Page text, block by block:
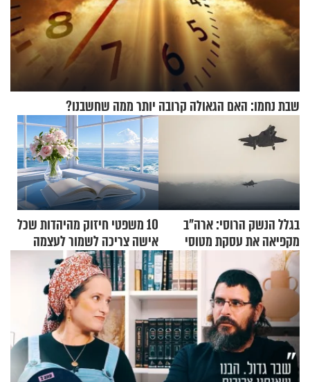
שבת נחמו: האם הגאולה קרובה יותר ממה שחשבנו?
בגלל הנשק הרוסי: ארה"ב
מקפיאה את עסקת מטוסי
הקרב לטורקיה
10 משפטי חיזוק מהיהדות שכל
אישה צריכה לשמור לעצמה